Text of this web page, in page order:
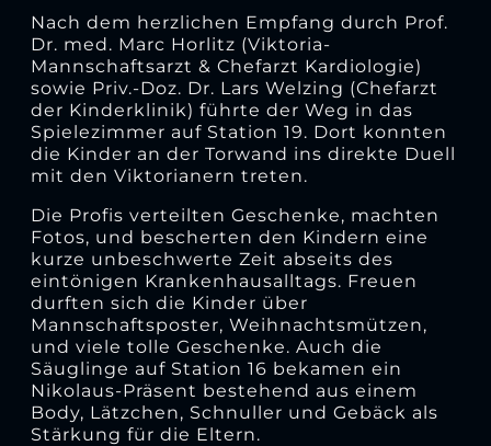
Nach dem herzlichen Empfang durch Prof.
Dr. med. Marc Horlitz (Viktoria-
Mannschaftsarzt & Chefarzt Kardiologie)
sowie Priv.-Doz. Dr. Lars Welzing (Chefarzt
der Kinderklinik) führte der Weg in das
Spielezimmer auf Station 19. Dort konnten
die Kinder an der Torwand ins direkte Duell
mit den Viktorianern treten.
Die Profis verteilten Geschenke, machten
Fotos, und bescherten den Kindern eine
kurze unbeschwerte Zeit abseits des
eintönigen Krankenhausalltags. Freuen
durften sich die Kinder über
Mannschaftsposter, Weihnachtsmützen,
und viele tolle Geschenke. Auch die
Säuglinge auf Station 16 bekamen ein
Nikolaus-Präsent bestehend aus einem
Body, Lätzchen, Schnuller und Gebäck als
Stärkung für die Eltern.